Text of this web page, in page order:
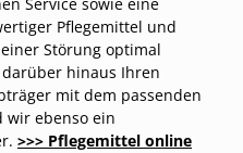
Pflegemittel und
Störung optimal
hinaus Ihren
mit dem passenden
wir ebenso ein
>>> Pflegemittel online